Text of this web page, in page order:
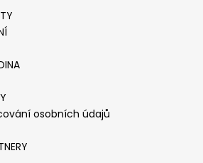
osobních údajů